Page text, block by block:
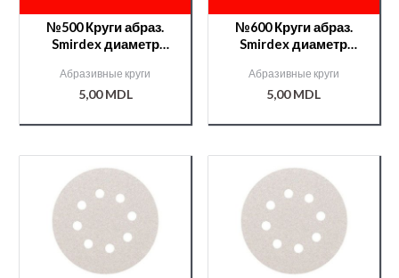
№500 Круги абраз.
Smirdex диаметр
Абразивные круги
5,00MDL
№600 Круги абраз.
Smirdex диаметр
Абразивные круги
5,00MDL